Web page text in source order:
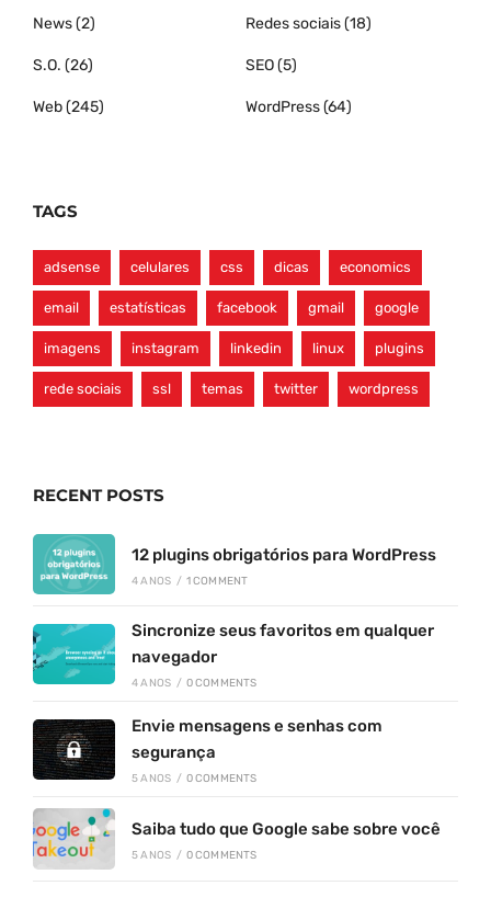
News(2) Redes sociais(18)
S.O. (26) SEO(5)
Web(245) WordPress(64)
TAGS
adsense celulares css dicas economics
email estatísticas facebook gmail google
imagens instagram linkedin linux plugins
rede sociais ssl temas twitter wordpress
RECENT POSTS
12 plugins obrigatórios para WordPress
4 ANOS / 1 COMMENT
Sincronize seus favoritos em qualquer
navegador
4 ANOS / 0 COMMENTS
Envie mensagens e senhas com
segurança
5 ANOS / 0 COMMENTS
Saiba tudo que Google sabe sobre você
5 ANOS / 0 COMMENTS